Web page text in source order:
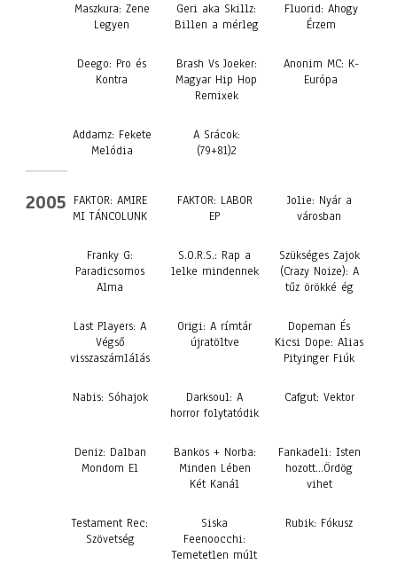
Maszkura: Zene
Legyen
Geri aka Skillz:
Billen a mérleg
Fluorid: Ahogy
Érzem
Deego: Pro és
Kontra
Brash Vs Joeker:
Magyar Hip Hop
Remixek
Anonim MC: K-
Európa
Addamz: Fekete
Melódia
A Srácok:
(79+81)2
2005 FAKTOR: AMIRE
MI TÁNCOLUNK
FAKTOR: LABOR
EP
Jolie: Nyár a
városban
Franky G:
Paradicsomos
Alma
S.O.R.S.: Rap a
lelke mindennek
Szükséges Zajok
(Crazy Noize): A
tűz örökké ég
Last Players: A
Végső
visszaszámlálás
Origi: A rímtár
újratöltve
Dopeman És
Kicsi Dope: Alias
Pityinger Fiúk
Nabis: Sóhajok
Darksoul: A
horror folytatódik
Cafgut: Vektor
Deniz: Dalban
Mondom El
Bankos + Norba:
Minden Lében
Két Kanál
Fankadeli: Isten
hozott…Ördög
vihet
Testament Rec:
Szövetség
Siska
Feenoocchi:
Temetetlen múlt
Rubik: Fókusz